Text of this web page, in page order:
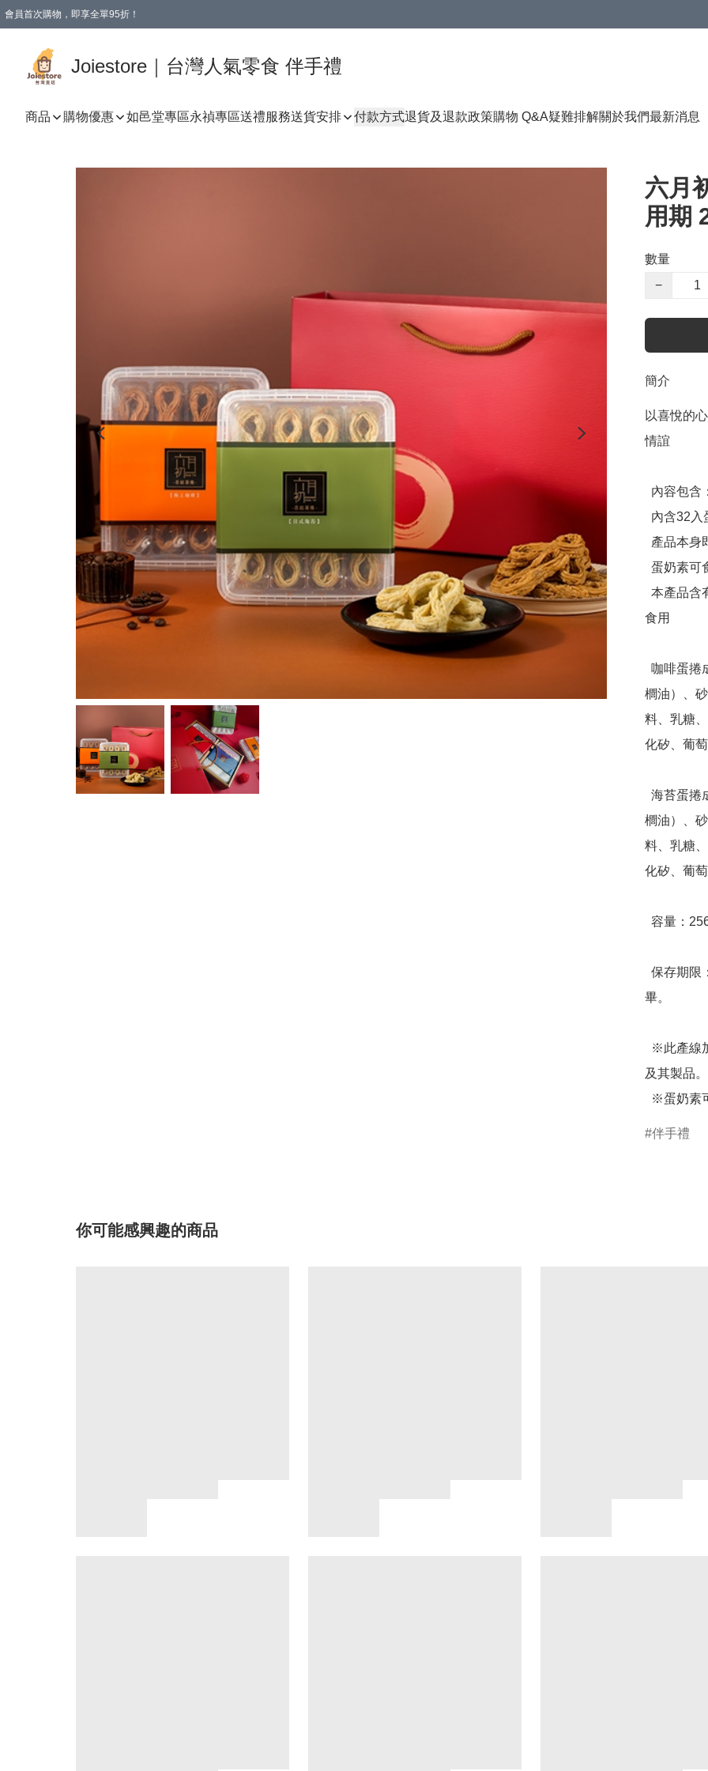
會員首次購物，即享全單95折！
Joiestore｜台灣人氣零食 伴手禮
商品 購物優惠 如邑堂專區永禎專區送禮服務送貨安排 付款方式退貨及退款政策購物 Q&A疑難排解關於我們最新消息
六月
用期
數量
−
簡介
以喜悅的
情誼
食用
櫚油）、
料、乳糖
化矽、葡
櫚油）、
料、乳糖
化矽、葡
畢。
及其製品。
※蛋奶素
伴手禮
你可能感興趣的商品